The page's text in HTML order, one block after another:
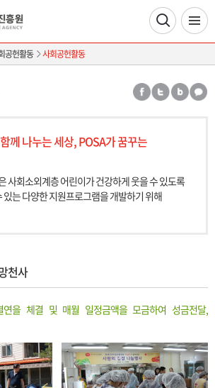
공헌활동 사회공헌활동
께 나누는 세상, POSA가 꿈꾸는
사회소외계층 어린이가 건강하게 웃을 수 있도록
있는 다양한 지원프로그램을 개발하기 위해
천사
연을 체결 및 매월 일정금액을 모금하여 성금전달,